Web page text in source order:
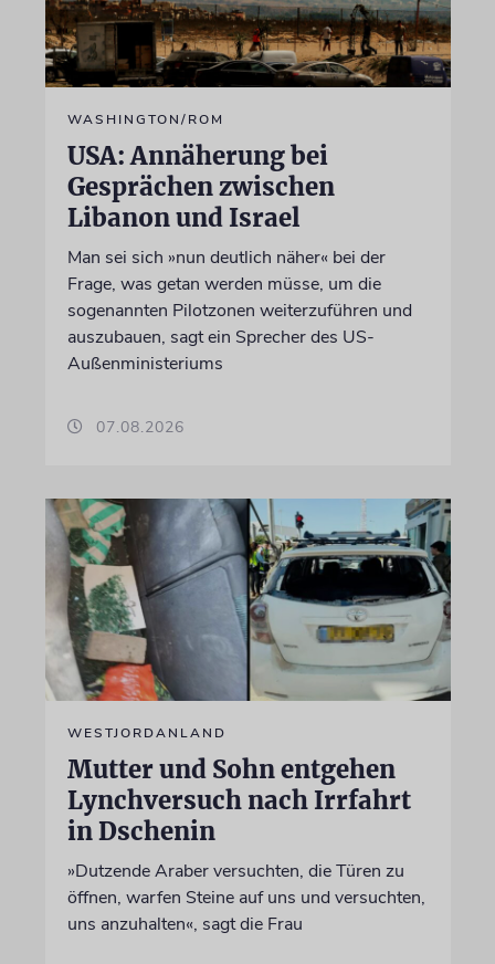
WASHINGTON/ROM
USA: Annäherung bei
Gesprächen zwischen
Libanon und Israel
Man sei sich »nun deutlich näher« bei der
Frage, was getan werden müsse, um die
sogenannten Pilotzonen weiterzuführen und
auszubauen, sagt ein Sprecher des US-
Außenministeriums
07.08.2026
WESTJORDANLAND
Mutter und Sohn entgehen
Lynchversuch nach Irrfahrt
in Dschenin
»Dutzende Araber versuchten, die Türen zu
öffnen, warfen Steine auf uns und versuchten,
uns anzuhalten«, sagt die Frau